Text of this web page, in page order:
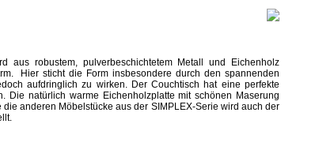
aus robustem, pulverbeschichtetem Metall und Eichenholz
Hier sticht die Form insbesondere durch den spannenden
aufdringlich zu wirken.Der Couchtisch hat eine perfekte
Die natürlich warme Eichenholzplatte mit schönen Maserung
die anderen Möbelstücke aus der SIMPLEX-Serie wird auch der